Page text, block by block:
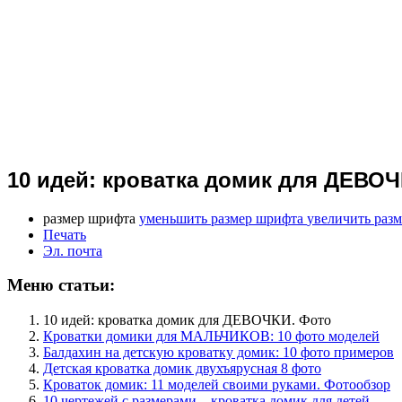
10 идей: кроватка домик для
размер шрифта уменьшить размер шрифта увеличить
Печать
Эл. почта
Меню статьи:
10 идей: кроватка домик для ДЕВОЧКИ. Фото
Кроватки домики для МАЛЬЧИКОВ: 10 фото моделей
Балдахин на детскую кроватку домик: 10 фото примеров
Детская кроватка домик двухъярусная 8 фото
Кроваток домик: 11 моделей своими руками. Фотообзор